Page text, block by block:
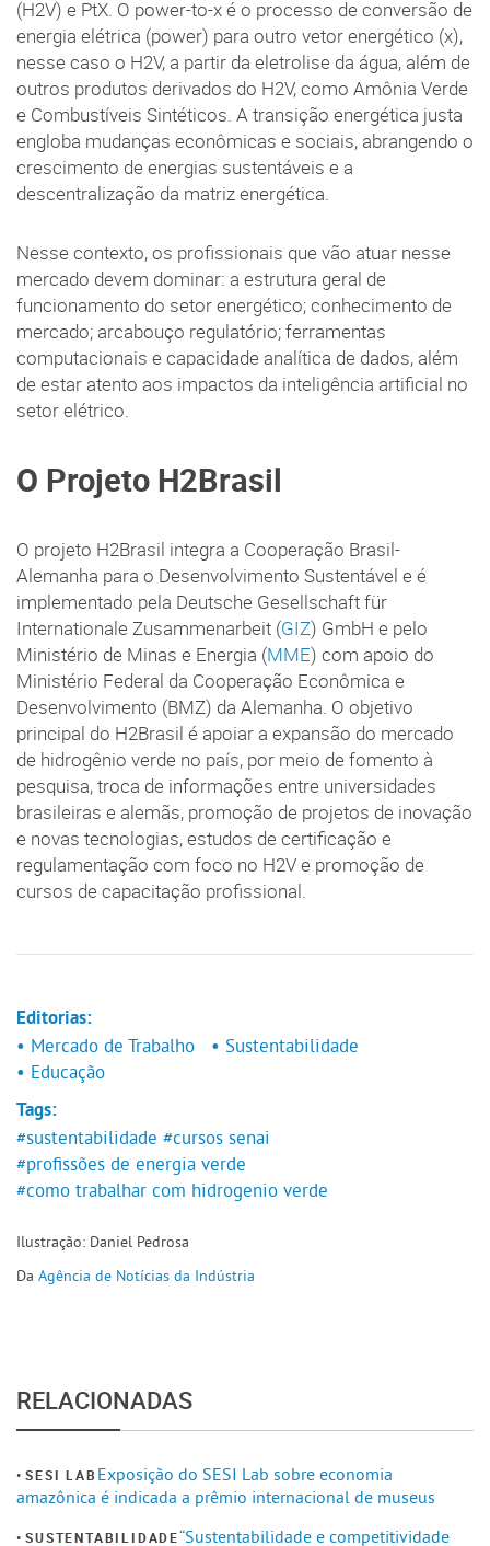
(H2V) e PtX. O power-to-x é o processo de conversão de
energia elétrica (power) para outro vetor energético (x),
nesse caso o H2V, a partir da eletrolise da água, além de
outros produtos derivados do H2V, como Amônia Verde
e Combustíveis Sintéticos. A transição energética justa
engloba mudanças econômicas e sociais, abrangendo o
crescimento de energias sustentáveis e a
descentralização da matriz energética.
Nesse contexto, os profissionais que vão atuar nesse
mercado devem dominar: a estrutura geral de
funcionamento do setor energético; conhecimento de
mercado; arcabouço regulatório; ferramentas
computacionais e capacidade analítica de dados, além
de estar atento aos impactos da inteligência artificial no
setor elétrico.
O Projeto H2Brasil
O projeto H2Brasil integra a Cooperação Brasil-
Alemanha para o Desenvolvimento Sustentável e é
implementado pela Deutsche Gesellschaft für
Internationale Zusammenarbeit (GIZ) GmbH e pelo
Ministério de Minas e Energia (MME) com apoio do
Ministério Federal da Cooperação Econômica e
Desenvolvimento (BMZ) da Alemanha. O objetivo
principal do H2Brasil é apoiar a expansão do mercado
de hidrogênio verde no país, por meio de fomento à
pesquisa, troca de informações entre universidades
brasileiras e alemãs, promoção de projetos de inovação
e novas tecnologias, estudos de certificação e
regulamentação com foco no H2V e promoção de
cursos de capacitação profissional.
Editorias:
• Mercado de Trabalho
• Sustentabilidade
• Educação
Tags:
#sustentabilidade #cursos senai
#profissões de energia verde
#como trabalhar com hidrogenio verde
Ilustração: Daniel Pedrosa
Da Agência de Notícias da Indústria
RELACIONADAS
SESI LAB Exposição do SESI Lab sobre economia
amazônica é indicada a prêmio internacional de museus
SUSTENTABILIDADE“Sustentabilidade e competitividade